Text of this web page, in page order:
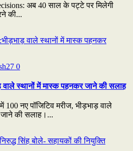
अब 40 साल के पट्टे पर मिलेगी
की...
0
स्थानों में मास्क पहनकर जाने की सलाह
100 नए पॉजिटिव मरीज, भीड़भाड़ वाले
की सलाह।...